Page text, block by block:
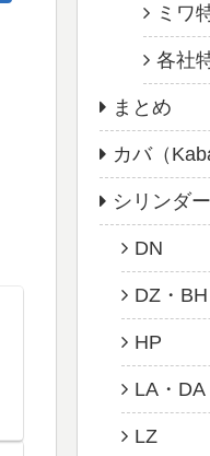
ミワ
各社
まとめ
カバ（
シリンダ
DN
DZ・
HP
LA・DA
LZ